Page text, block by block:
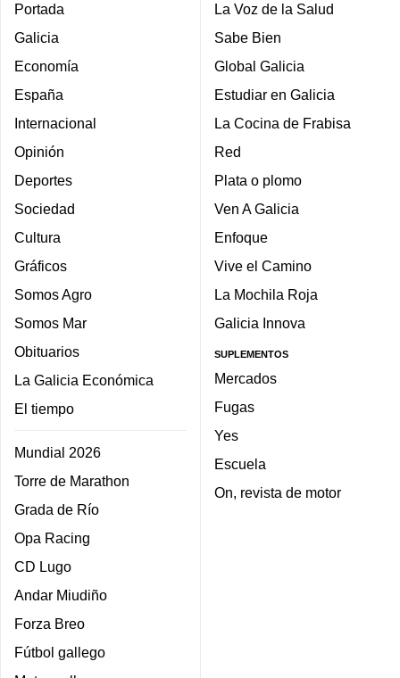
Portada
Galicia
Economía
España
Internacional
Opinión
Deportes
Sociedad
Cultura
Gráficos
Somos Agro
Somos Mar
Obituarios
La Galicia Económica
El tiempo
Mundial 2026
Torre de Marathon
Grada de Río
Opa Racing
CD Lugo
Andar Miudiño
Forza Breo
Fútbol gallego
La Voz de la Salud
Sabe Bien
Global Galicia
Estudiar en Galicia
La Cocina de Frabisa
Red
Plata o plomo
Ven A Galicia
Enfoque
Vive el Camino
La Mochila Roja
Galicia Innova
SUPLEMENTOS
Mercados
Fugas
Yes
Escuela
On, revista de motor